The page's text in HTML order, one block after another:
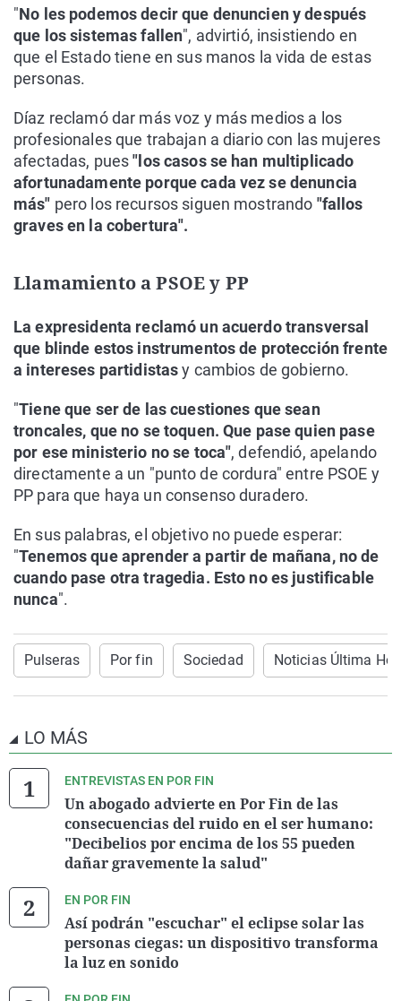
"No les podemos decir que denuncien y después
que los sistemas fallen", advirtió, insistiendo en
que el Estado tiene en sus manos la vida de estas
personas.
Díaz reclamó dar más voz y más medios a los
profesionales que trabajan a diario con las mujeres
afectadas, pues"los casos se han multiplicado
afortunadamente porque cada vez se denuncia
más" pero los recursos siguen mostrando "fallos
graves en la cobertura".
Llamamiento a PSOE y PP
La expresidenta reclamó un acuerdo transversal
que blinde estos instrumentos de protección frente
a intereses partidistasy cambios de gobierno.
"Tiene que ser de las cuestiones que sean
troncales, que no se toquen. Que pase quien pase
por ese ministerio no se toca", defendió, apelando
directamente a un "punto de cordura" entre PSOE y
PP para que haya un consenso duradero.
En sus palabras, el objetivo no puede esperar:
"Tenemos que aprender a partir de mañana, no de
cuando pase otra tragedia. Esto no es justificable
nunca".
Pulseras Por fin Sociedad Noticias Última
LO MÁS
ENTREVISTAS EN POR FIN
Un abogado advierte en Por Fin de las
consecuencias del ruido en el ser humano:
"Decibelios por encima de los 55 pueden
dañar gravemente la salud"
EN POR FIN
Así podrán "escuchar" el eclipse solar las
personas ciegas: un dispositivo transforma
la luz en sonido